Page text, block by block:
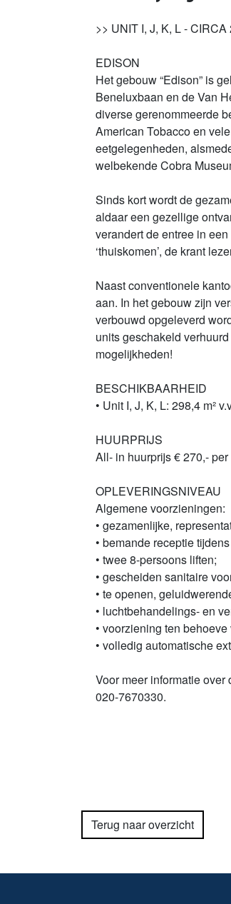
>> UNIT I, J, K, L -
EDISON
Het gebouw “Edison” is
Beneluxbaan en de Van
diverse gerenommeerde
American Tobacco en
eetgelegenheden,
welbekende Cobra
Sinds kort wordt de
aldaar een gezellige
verandert de entree in
‘thuiskomen’, de krant
Naast conventionele
aan. In het gebouw zijn
verbouwd opgeleverd
units geschakeld
mogelijkheden!
BESCHIKBAARHEID
• Unit I, J, K, L: 298,4 m²
HUURPRIJS
All- in huurprijs € 270,- per
OPLEVERINGSNIVEAU
Algemene voorzieningen:
• gezamenlijke,
• bemande receptie
• twee 8-persoons liften;
• gescheiden sanitaire
• te openen,
• luchtbehandelings- en
• voorziening ten
• volledig automatische
Voor meer informatie
020-7670330.
Terug naar overzicht